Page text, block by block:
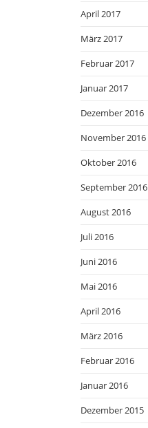
April 2017
März 2017
Februar 2017
Januar 2017
Dezember 2016
November 2016
Oktober 2016
September 2016
August 2016
Juli 2016
Juni 2016
Mai 2016
April 2016
März 2016
Februar 2016
Januar 2016
Dezember 2015